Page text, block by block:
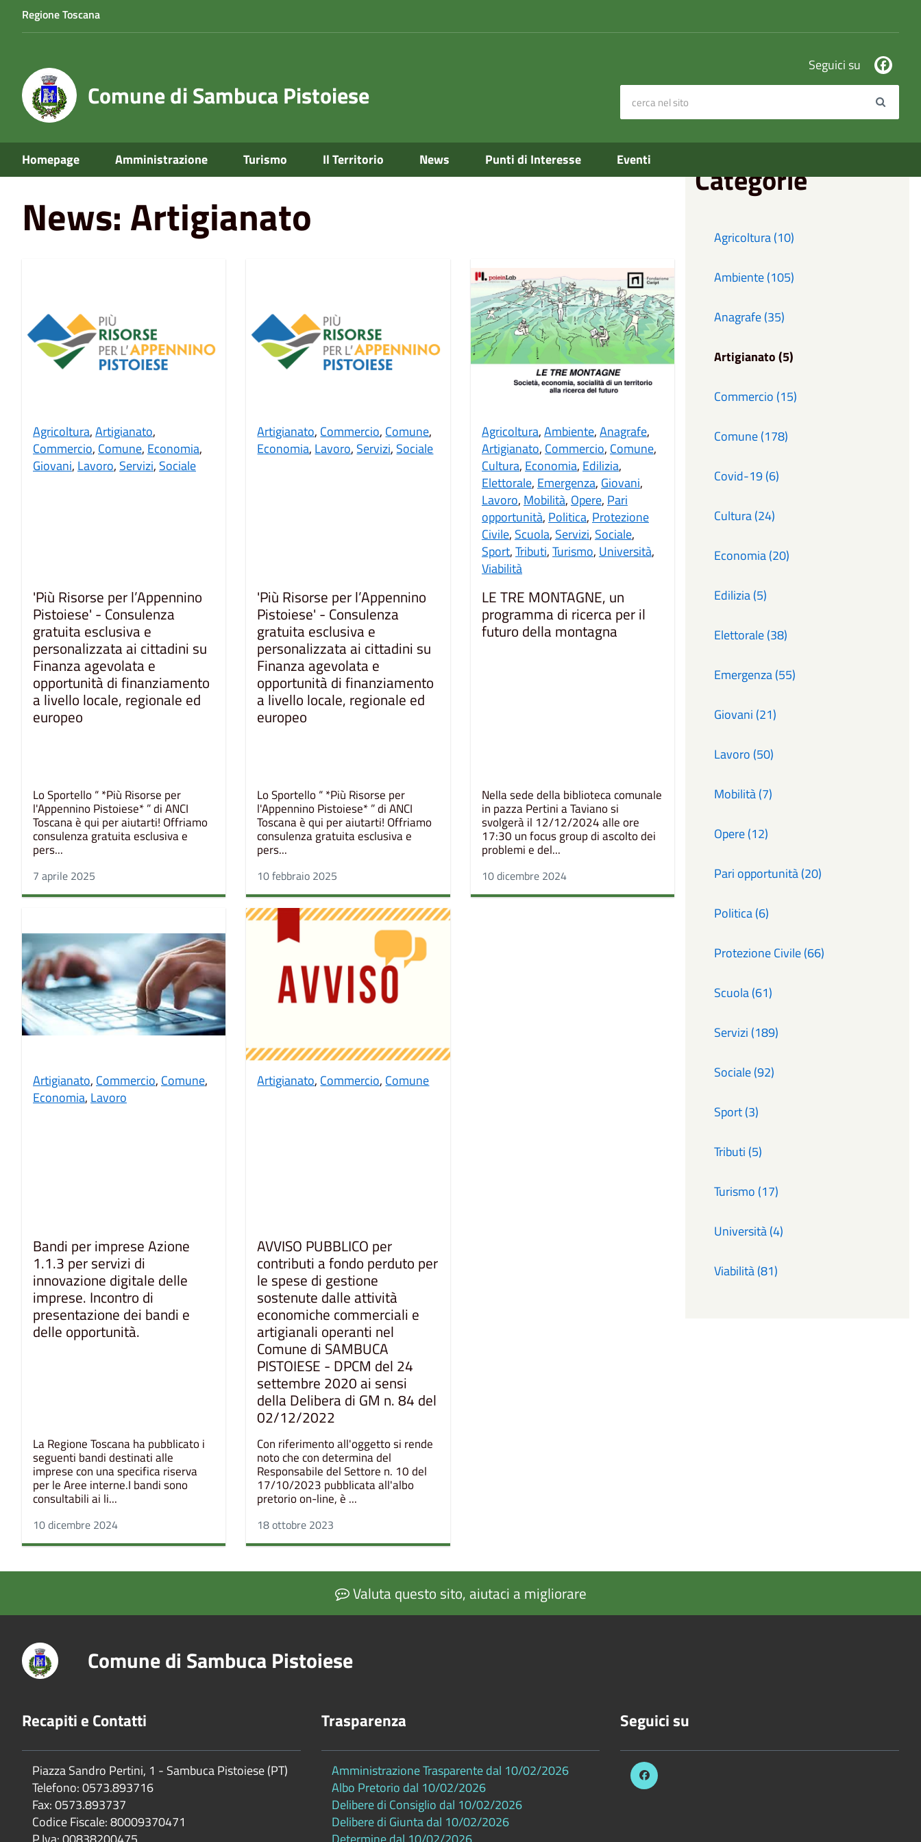
Regione Toscana
Comune di Sambuca Pistoiese
Seguici su
Homepage Amministrazione Turismo Il Territorio News Punti di Interesse Eventi
Home News Artigianato
News: Artigianato
Agricoltura,Artigianato,
Commercio, Comune, Economia,
Giovani, Lavoro, Servizi, Sociale
'Più Risorse per l’Appennino
Pistoiese' - Consulenza
gratuita esclusiva e
personalizzata ai cittadini su
Finanza agevolata e
opportunità di finanziamento
a livello locale, regionale ed
europeo
Lo Sportello “ *Più Risorse per
l'Appennino Pistoiese* ” di ANCI
Toscana è qui per aiutarti! Offriamo
consulenza gratuita esclusiva e
pers...
7 aprile 2025
Artigianato, Commercio, Comune,
Economia, Lavoro, Servizi, Sociale
'Più Risorse per l’Appennino
Pistoiese' - Consulenza
gratuita esclusiva e
personalizzata ai cittadini su
Finanza agevolata e
opportunità di finanziamento
a livello locale, regionale ed
europeo
Lo Sportello “ *Più Risorse per
l'Appennino Pistoiese* ” di ANCI
Toscana è qui per aiutarti! Offriamo
consulenza gratuita esclusiva e
pers...
10 febbraio 2025
Agricoltura,Ambiente,Anagrafe,
Artigianato, Commercio, Comune,
Cultura, Economia, Edilizia,
Elettorale, Emergenza, Giovani,
Lavoro, Mobilità, Opere, Pari
opportunità, Politica, Protezione
Civile, Scuola, Servizi, Sociale,
Sport,Tributi,Turismo, Università,
Viabilità
LE TRE MONTAGNE, un
programma di ricerca per il
futuro della montagna
Nella sede della biblioteca comunale
in pazza Pertini a Taviano si
svolgerà il 12/12/2024 alle ore
17:30 un focus group di ascolto dei
problemi e del...
10 dicembre 2024
Artigianato, Commercio, Comune,
Economia, Lavoro
Bandi per imprese Azione
1.1.3 per servizi di
innovazione digitale delle
imprese. Incontro di
presentazione dei bandi e
delle opportunità.
La Regione Toscana ha pubblicato i
seguenti bandi destinati alle
imprese con una specifica riserva
per le Aree interne.I bandi sono
consultabili ai li...
10 dicembre 2024
Artigianato, Commercio, Comune
AVVISO PUBBLICO per
contributi a fondo perduto per
le spese di gestione
sostenute dalle attività
economiche commerciali e
artigianali operanti nel
Comune di SAMBUCA
PISTOIESE - DPCM del 24
settembre 2020 ai sensi
della Delibera di GM n. 84 del
02/12/2022
Con riferimento all'oggetto si rende
noto che con determina del
Responsabile del Settore n. 10 del
17/10/2023 pubblicata all'albo
pretorio on-line, è ...
18 ottobre 2023
Categorie
Agricoltura (10)
Ambiente (105)
Anagrafe (35)
Artigianato (5)
Commercio (15)
Comune (178)
Covid-19 (6)
Cultura (24)
Economia (20)
Edilizia (5)
Elettorale (38)
Emergenza (55)
Giovani (21)
Lavoro (50)
Mobilità (7)
Opere (12)
Pari opportunità (20)
Politica (6)
Protezione Civile (66)
Scuola (61)
Servizi (189)
Sociale (92)
Sport (3)
Tributi (5)
Turismo (17)
Università (4)
Viabilità (81)
Valuta questo sito, aiutaci a migliorare
Comune di Sambuca Pistoiese
Recapiti e Contatti
Piazza Sandro Pertini, 1 - Sambuca Pistoiese (PT)
Telefono: 0573.893716
Fax: 0573.893737
Codice Fiscale: 80009370471
Trasparenza
Amministrazione Trasparente dal 10/02/2026
Albo Pretorio dal 10/02/2026
Delibere di Consiglio dal 10/02/2026
Delibere di Giunta dal 10/02/2026
Seguici su